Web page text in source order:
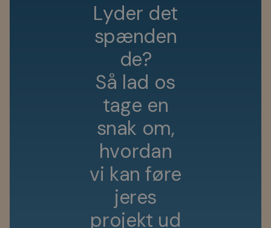
Lyder det
spænden
de?
Så lad os
tage en
snak om,
hvordan
vi kan føre
jeres
projekt ud